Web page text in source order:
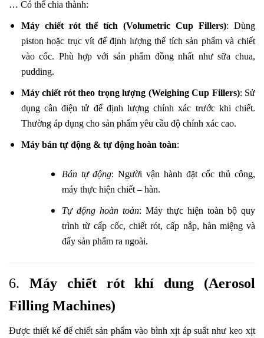
… Có thể chia thành:
Máy chiết rót thể tích (Volumetric Cup Fillers): Dùng
piston hoặc trục vít để định lượng thể tích sản phẩm và chiết
vào cốc. Phù hợp với sản phẩm đồng nhất như sữa chua,
pudding.
Máy chiết rót theo trọng lượng (Weighing Cup Fillers): Sử
dụng cân điện tử để định lượng chính xác trước khi chiết.
Thường áp dụng cho sản phẩm yêu cầu độ chính xác cao.
Máy bán tự động & tự động hoàn toàn:
Bán tự động: Người vận hành đặt cốc thủ công,
máy thực hiện chiết – hàn.
Tự động hoàn toàn: Máy thực hiện toàn bộ quy
trình từ cấp cốc, chiết rót, cấp nắp, hàn miệng và
đẩy sản phẩm ra ngoài.
6. Máy chiết rót khí dung (Aerosol
Filling Machines)
Được thiết kế để chiết sản phẩm vào bình xịt áp suất như keo xịt